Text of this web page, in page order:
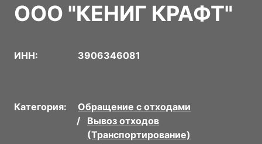
ООО "КЕНИГ КРАФТ"
ИНН: 3906346081
Категория:
Обращение с отходами
Вывоз отходов
(Транспортирование)